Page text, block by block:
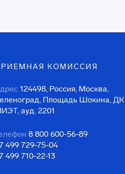
КОМИССИЯ
124498, Россия, Москва,
Площадь Шокина, ДК
ауд. 2201
8 800 600-56-89
499 729-75-04
499 710-22-13